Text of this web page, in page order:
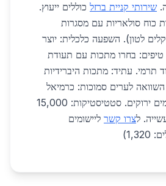
שירותי קניית ברזל כוללים ייעוץ.
כוח סולאריות עם מסגרות
(2,500 שקלים לטון). השפעה כלכלית: יוצר
טיפים: בחרו מתכות עם תעודת
תרמי. עתיד: מתכות היברידיות
נמוך מ-2027. השוואה לערים סמוכות: כרמיאל
מובילה ב-20% יישומים ירוקים. סטטיסטיקות: 15,000
צרו קשר ליישומים